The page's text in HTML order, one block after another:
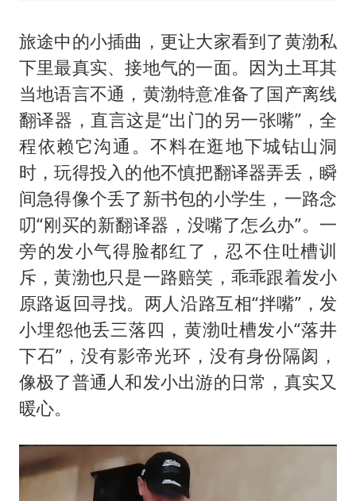
旅途中的小插曲，更让大家看到了黄渤私
下里最真实、接地气的一面。因为土耳其
当地语言不通，黄渤特意准备了国产离线
翻译器，直言这是“出门的另一张嘴”，全
程依赖它沟通。不料在逛地下城钻山洞
时，玩得投入的他不慎把翻译器弄丢，瞬
间急得像个丢了新书包的小学生，一路念
叨“刚买的新翻译器，没嘴了怎么办”。一
旁的发小气得脸都红了，忍不住吐槽训
斥，黄渤也只是一路赔笑，乖乖跟着发小
原路返回寻找。两人沿路互相“拌嘴”，发
小埋怨他丢三落四，黄渤吐槽发小“落井
下石”，没有影帝光环，没有身份隔阂，
像极了普通人和发小出游的日常，真实又
暖心。